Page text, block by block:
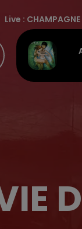
Live : CHAMPAGNE